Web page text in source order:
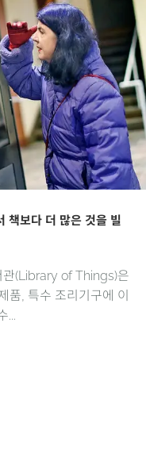
책보다 더 많은 것을 빌
관(Library of Things)은
품, 특수 조리기구에 이
...